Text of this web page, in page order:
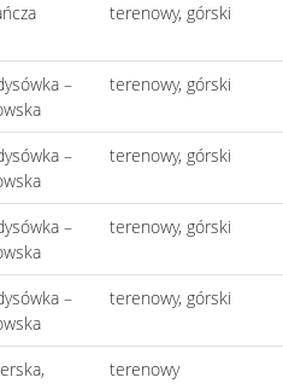
terenowy, górski
–
terenowy, górski
–
terenowy, górski
–
terenowy, górski
–
terenowy, górski
terenowy